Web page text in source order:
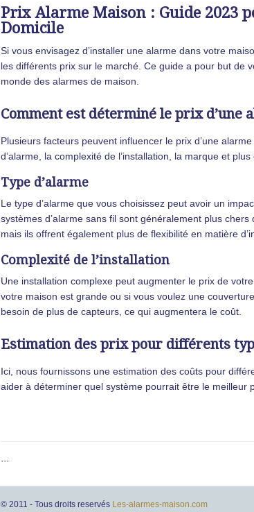
Prix Alarme Maison : Guide 2023
Domicile
Si vous envisagez d’installer une alarme dans votre
les différents prix sur le marché. Ce guide a pour but de
monde des alarmes de maison.
Comment est déterminé le prix d’une
Plusieurs facteurs peuvent influencer le prix d’une
d’alarme, la complexité de l’installation, la marque et plus
Type d’alarme
Le type d’alarme que vous choisissez peut avoir un
systèmes d’alarme sans fil sont généralement plus chers
mais ils offrent également plus de flexibilité en matière
Complexité de l’installation
Une installation complexe peut augmenter le prix de
votre maison est grande ou si vous voulez une
besoin de plus de capteurs, ce qui augmentera le coût.
Estimation des prix pour différents
Ici, nous fournissons une estimation des coûts pour
aider à déterminer quel système pourrait être le meilleur
···
© 2011 - Tous droits reservés Les-alarmes-maison.com